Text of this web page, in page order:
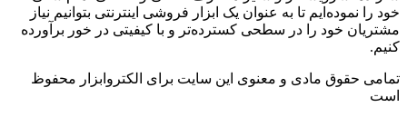
خود را نموده‌ایم تا به عنوان یک ابزار فروشی اینترنتی بتوانیم نیاز
مشتریان خود را در سطحی کسترده‌تر و با کیفیتی در خور برآورده
کنیم.
تمامی حقوق مادی و معنوی این سایت برای الکتروابزار محفوظ
است